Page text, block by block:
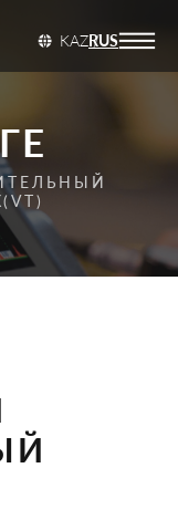
KAZRUS